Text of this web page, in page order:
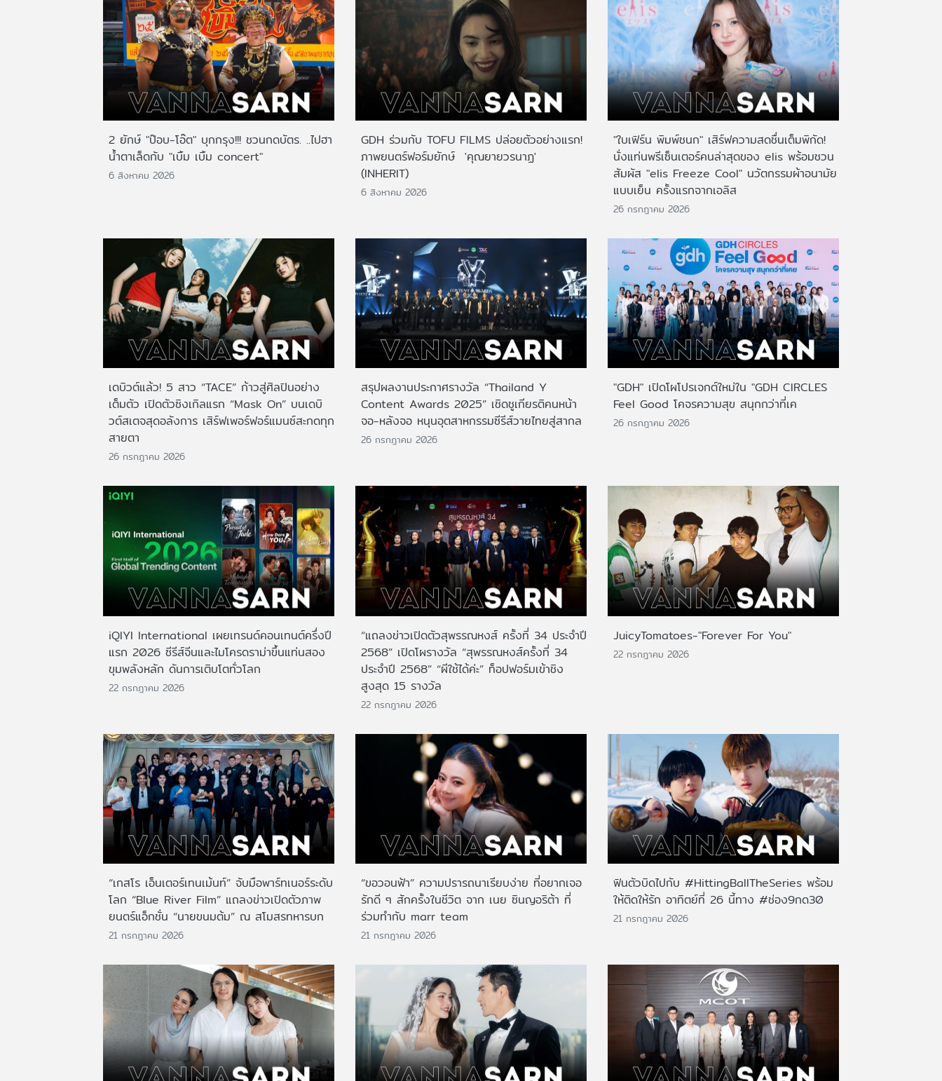
2 ยักษ์ "ป๊อบ-โอ๊ต" บุกกรุง!!! ชวนกดบัตร. ..ไปฮา
น้ำตาเล็ดกับ "เบิ้ม เบิ้ม concert"
6 สิงหาคม 2026
GDH ร่วมกับ TOFU FILMS ปล่อยตัวอย่างแรก!
ภาพยนตร์ฟอร์มยักษ์ 'คุณยายวรนาฏ'
(INHERIT)
6 สิงหาคม 2026
"ใบเฟิร์น พิมพ์ชนก" เสิร์ฟความสดชื่นเต็มพิกัด!
นั่งแท่นพรีเซ็นเตอร์คนล่าสุดของ elis พร้อมชวน
สัมผัส "elis Freeze Cool" นวัตกรรมผ้าอนามัย
แบบเย็น ครั้งแรกจากเอลิส
26 กรกฎาคม 2026
เดบิวต์แล้ว! 5 สาว “TACE” ก้าวสู่ศิลปินอย่าง
เต็มตัว เปิดตัวซิงเกิลแรก “Mask On” บนเดบิ
วต์สเตจสุดอลังการ เสิร์ฟเพอร์ฟอร์แมนซ์สะกดทุก
สายตา
26 กรกฎาคม 2026
สรุปผลงานประกาศรางวัล “Thailand Y
Content Awards 2025” เชิดชูเกียรติคนหน้า
จอ-หลังจอ หนุนอุตสาหกรรมซีรีส์วายไทยสู่สากล
26 กรกฎาคม 2026
"GDH" เปิดโผโปรเจกต์ใหม่ใน "GDH CIRCLES
Feel Good โคจรความสุข สนุกกว่าที่เค
26 กรกฎาคม 2026
iQIYI International เผยเทรนด์คอนเทนต์ครึ่งปี
แรก 2026 ซีรีส์จีนและไมโครดราม่าขึ้นแท่นสอง
ขุมพลังหลัก ดันการเติบโตทั่วโลก
22 กรกฎาคม 2026
“แถลงข่าวเปิดตัวสุพรรณหงส์ ครั้งที่ 34 ประจำปี
2568” เปิดโผรางวัล “สุพรรณหงส์ครั้งที่ 34
ประจำปี 2568” “ผีใช้ได้ค่ะ” ท็อปฟอร์มเข้าชิง
สูงสุด 15 รางวัล
22 กรกฎาคม 2026
JuicyTomatoes-"Forever For You"
22 กรกฎาคม 2026
“เกสโร เอ็นเตอร์เทนเม้นท์” จับมือพาร์ทเนอร์ระดับ
โลก “Blue River Film” แถลงข่าวเปิดตัวภาพ
ยนตร์แอ็กชั่น “นายขนมต้ม” ณ สโมสรทหารบก
21 กรกฎาคม 2026
“ขอวอนฟ้า” ความปรารถนาเรียบง่าย ที่อยากเจอ
รักดี ๆ สักครั้งในชีวิต จาก เนย ซินญอริต้า ที่
ร่วมทำกับ marr team
21 กรกฎาคม 2026
ฟินตัวบิดไปกับ #HittingBallTheSeries พร้อม
ให้ติดให้รัก อาทิตย์ที่ 26 นี้ทาง #ช่อง9กด30
21 กรกฎาคม 2026